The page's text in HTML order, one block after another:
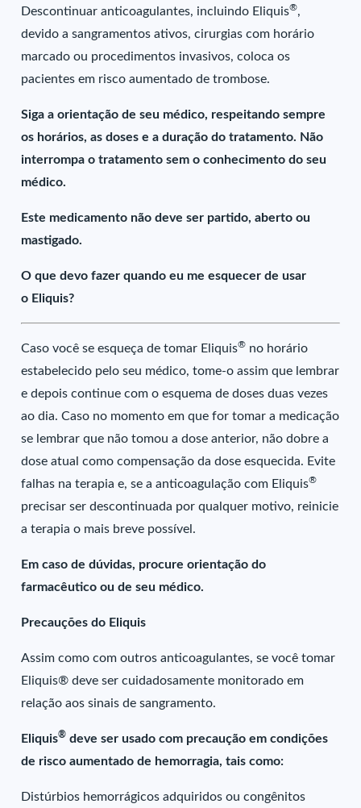
Descontinuar anticoagulantes, incluindo Eliquis®,
devido a sangramentos ativos, cirurgias com horário
marcado ou procedimentos invasivos, coloca os
pacientes em risco aumentado de trombose.
Siga a orientação de seu médico, respeitando sempre
os horários, as doses e a duração do tratamento. Não
interrompa o tratamento sem o conhecimento do seu
médico.
Este medicamento não deve ser partido, aberto ou
mastigado.
O que devo fazer quando eu me esquecer de usar
o Eliquis?
Caso você se esqueça de tomar Eliquis® no horário
estabelecido pelo seu médico, tome-o assim que lembrar
e depois continue com o esquema de doses duas vezes
ao dia. Caso no momento em que for tomar a medicação
se lembrar que não tomou a dose anterior, não dobre a
dose atual como compensação da dose esquecida. Evite
falhas na terapia e, se a anticoagulação com Eliquis®
precisar ser descontinuada por qualquer motivo, reinicie
a terapia o mais breve possível.
Em caso de dúvidas, procure orientação do
farmacêutico ou de seu médico.
Precauções do Eliquis
Assim como com outros anticoagulantes, se você tomar
Eliquis® deve ser cuidadosamente monitorado em
relação aos sinais de sangramento.
Eliquis® deve ser usado com precaução em condições
de risco aumentado de hemorragia, tais como:
Distúrbios hemorrágicos adquiridos ou congênitos